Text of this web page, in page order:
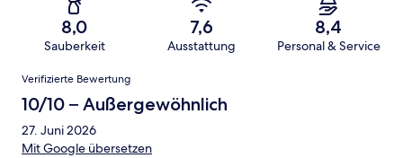
8,0
Sauberkeit
7,6
Ausstattung
8,4
Personal & Service
Bewertungen
Verifizierte Bewertung
10/10 – Außergewöhnlich
27. Juni 2026
Mit Google übersetzen